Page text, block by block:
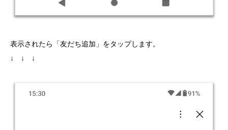
表示されたら「友だち追加」をタップします。
↓ ↓ ↓